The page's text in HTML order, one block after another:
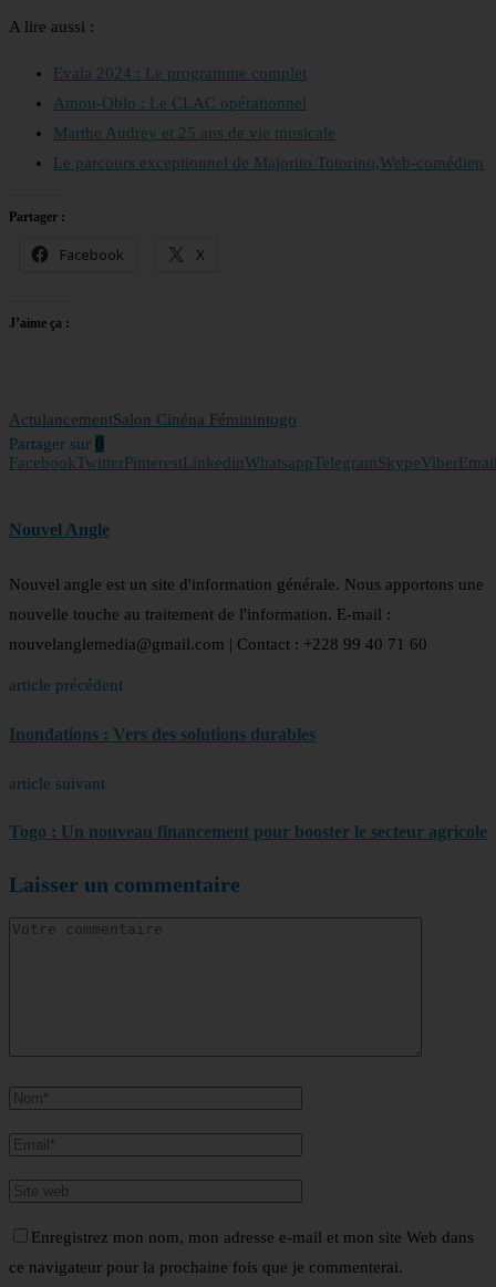
A lire aussi :
Evala 2024 : Le programme complet
Amou-Oblo : Le CLAC opérationnel
Marthe Audrey et 25 ans de vie musicale
Le parcours exceptionnel de Majorito Totorino,Web-comédien
Partager :
Facebook X
J’aime ça :
ActulancementSalon Cinéna Féminintogo
Partager sur 0
FacebookTwitterPinterestLinkedinWhatsappTelegramSkypeViber
Nouvel Angle
Nouvel angle est un site d'information générale. Nous apportons une
nouvelle touche au traitement de l'information. E-mail :
nouvelanglemedia@gmail.com | Contact : +228 99 40 71 60
article précédent
Inondations : Vers des solutions durables
article suivant
Togo : Un nouveau financement pour booster le secteur agricole
Laisser un commentaire
Enregistrez mon nom, mon adresse e-mail et mon site Web dans
ce navigateur pour la prochaine fois que je commenterai.